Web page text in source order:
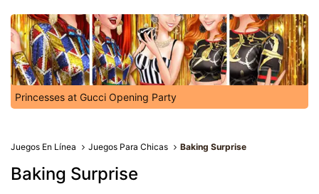
Princesses at Gucci Opening Party
Juegos En Línea Juegos Para Chicas Baking Surprise
Baking Surprise